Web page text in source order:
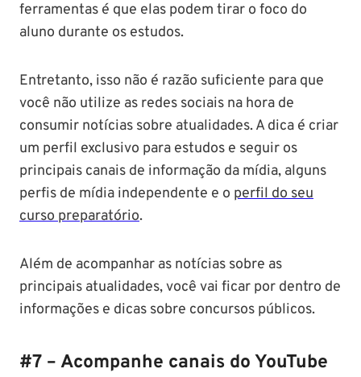
ferramentas é que elas podem tirar o foco do
aluno durante os estudos.
Entretanto, isso não é razão suficiente para que
você não utilize as redes sociais na hora de
consumir notícias sobre atualidades. A dica é criar
um perfil exclusivo para estudos e seguir os
principais canais de informação da mídia, alguns
perfis de mídia independente e o perfil do seu
curso preparatório.
Além de acompanhar as notícias sobre as
principais atualidades, você vai ficar por dentro de
informações e dicas sobre concursos públicos.
#7 – Acompanhe canais do YouTube